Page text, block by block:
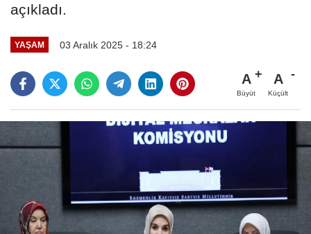
açıkladı.
YAŞAM 03 Aralık 2025 - 18:24
A
Büyüt
A
Küçült